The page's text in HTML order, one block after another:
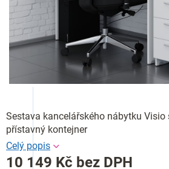
10 149 Kč bez DPH
Sestava kancelářského nábytku Visio
přístavný kontejner